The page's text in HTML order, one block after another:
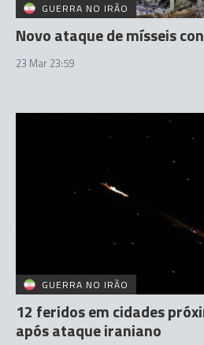
GUERRA NO IRÃO
Novo ataque de mísseis
23 Mar 23:59
GUERRA NO IRÃO
12 feridos em cidades
após ataque iraniano